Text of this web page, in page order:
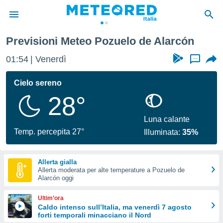
di
per
le
di
Web
le
Previsioni Meteo Pozuelo de Alarcón
01:54 Venerdì ...
Cielo sereno
28°
Temp. percepita 27°
Luna calante
Illuminata:35%
Allerta gialla
Allerta moderata per alte temperature a Pozuelo de
Alarcón oggi
Ultim’ora
Caldo intenso sull’Italia, ma venerdì 7 agosto
forti temporali minacciano il Nord